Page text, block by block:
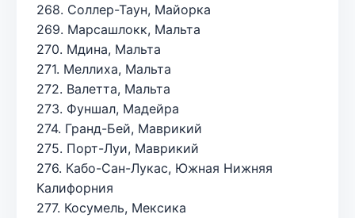
268. Соллер-Таун, Майорка
269. Марсашлокк, Мальта
270. Мдина, Мальта
271. Меллиха, Мальта
272. Валетта, Мальта
273. Фуншал, Мадейра
274. Гранд-Бей, Маврикий
275. Порт-Луи, Маврикий
276. Кабо-Сан-Лукас, Южная Нижняя
Калифорния
277. Косумель, Мексика